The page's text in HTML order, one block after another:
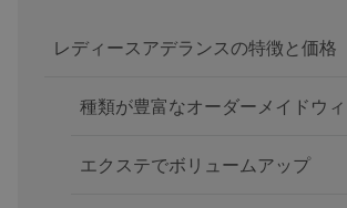
レディースアデランスの特徴と価格
種類が豊富なオーダーメイドウ
エクステでボリュームアップ